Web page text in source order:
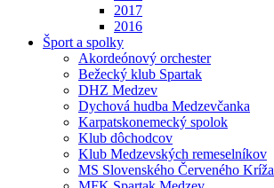
2017
2016
Šport a spolky
Akordeónový orchester
Bežecký klub Spartak
DHZ Medzev
Dychová hudba Medzevčanka
Karpatskonemecký spolok
Klub dôchodcov
Klub Medzevských remeselníkov
MS Slovenského Červeného Kríža